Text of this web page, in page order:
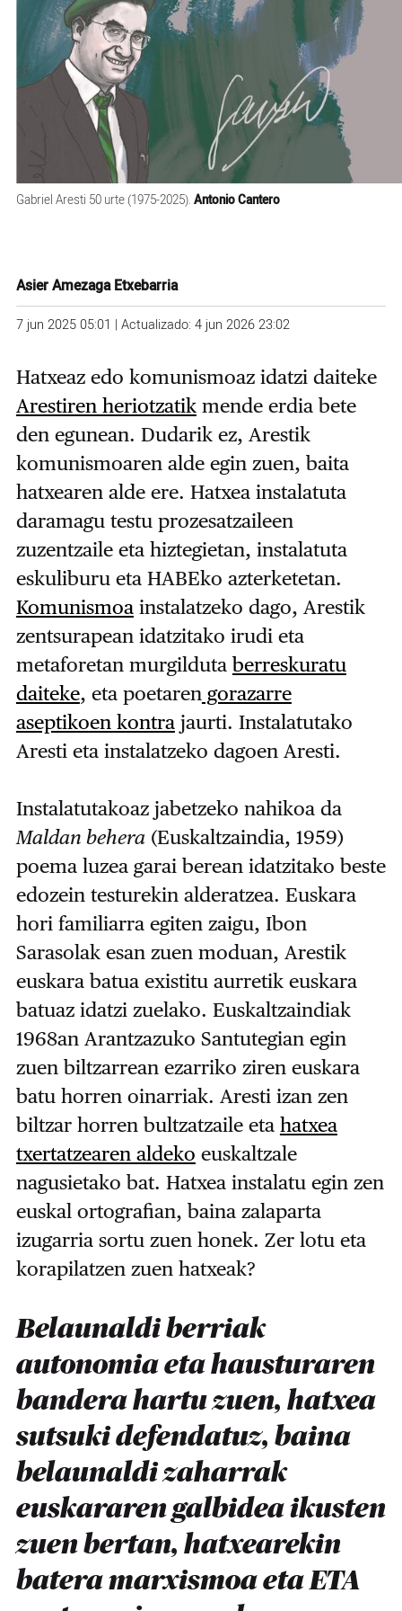
Gabriel Aresti 50 urte (1975-2025). Antonio Cantero
Asier Amezaga Etxebarria
7 jun 2025 05:01 | Actualizado: 4 jun 2026 23:02
Hatxeaz edo komunismoaz idatzi daiteke
Arestiren heriotzatikmende erdia bete
den egunean. Dudarik ez, Arestik
komunismoaren alde egin zuen, baita
hatxearen alde ere. Hatxea instalatuta
daramagu testu prozesatzaileen
zuzentzaile eta hiztegietan, instalatuta
eskuliburu eta HABEko azterketetan.
Komunismoainstalatzeko dago, Arestik
zentsurapean idatzitako irudi eta
metaforetan murgilduta berreskuratu
daiteke, eta poetaren gorazarre
aseptikoen kontrajaurti. Instalatutako
Aresti eta instalatzeko dagoen Aresti.
Instalatutakoaz jabetzeko nahikoa da
Maldan behera(Euskaltzaindia, 1959)
poema luzea garai berean idatzitako beste
edozein testurekin alderatzea. Euskara
hori familiarra egiten zaigu, Ibon
Sarasolak esan zuen moduan, Arestik
euskara batua existitu aurretik euskara
batuaz idatzi zuelako. Euskaltzaindiak
1968an Arantzazuko Santutegian egin
zuen biltzarrean ezarriko ziren euskara
batu horren oinarriak. Aresti izan zen
biltzar horren bultzatzaile eta hatxea
txertatzearen aldeko euskaltzale
nagusietako bat. Hatxea instalatu egin zen
euskal ortografian, baina zalaparta
izugarria sortu zuen honek. Zer lotu eta
korapilatzen zuen hatxeak?
Belaunaldi berriak
autonomia eta hausturaren
bandera hartu zuen, hatxea
sutsuki defendatuz, baina
belaunaldi zaharrak
euskararen galbidea ikusten
zuen bertan, hatxearekin
batera marxismoa eta ETA